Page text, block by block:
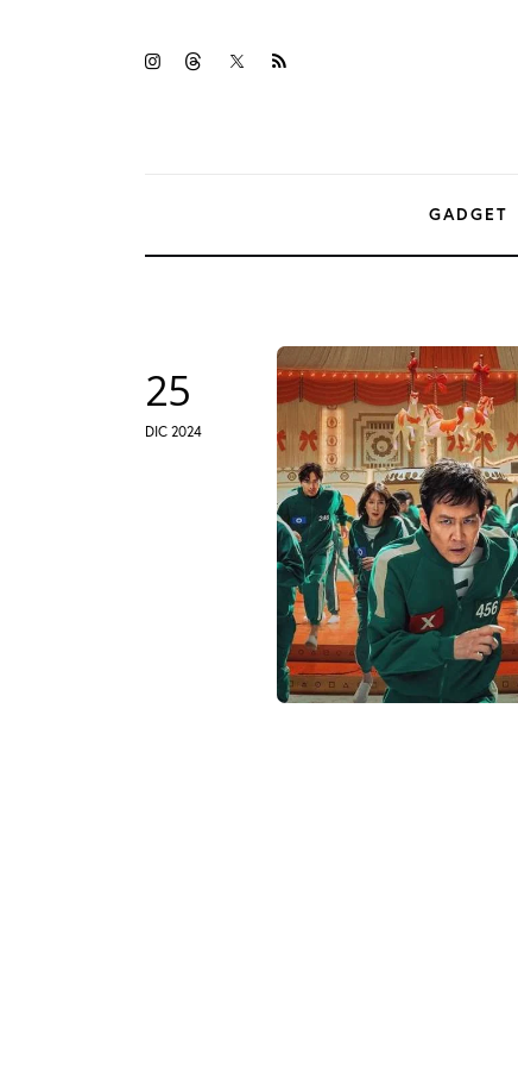
instagramm
threadstwitter-
rss
GADGET
25
DIC 2024